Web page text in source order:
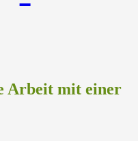
Arbeit mit einer